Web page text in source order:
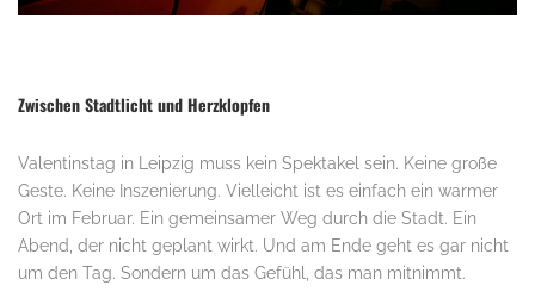
Zwischen Stadtlicht und Herzklopfen
Valentinstag in Leipzig muss kein Spektakel sein. Keine große
Geste. Keine Inszenierung. Vielleicht ist es einfach ein warmer
Ort im Februar. Ein gemeinsamer Weg durch die Stadt. Ein
Abend, der nicht geplant wirkt. Und am Ende geht es gar nicht
um den Tag. Sondern um das Gefühl, das man mitnimmt.